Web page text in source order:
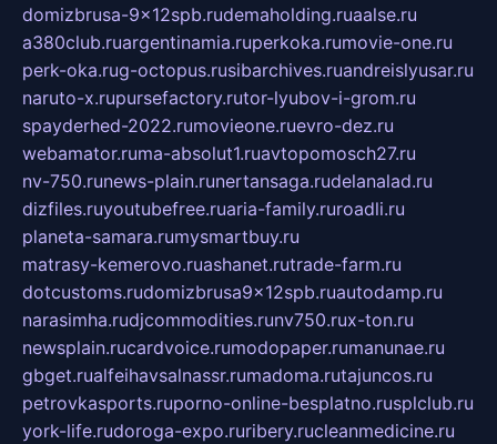
domizbrusa-9x12spb.rudemaholding.ruaalse.ru
a380club.ruargentinamia.ruperkoka.rumovie-one.ru
perk-oka.rug-octopus.rusibarchives.ruandreislyusar.ru
naruto-x.rupursefactory.rutor-lyubov-i-grom.ru
spayderhed-2022.rumovieone.ruevro-dez.ru
webamator.ruma-absolut1.ruavtopomosch27.ru
nv-750.runews-plain.runertansaga.rudelanalad.ru
dizfiles.ruyoutubefree.ruaria-family.ruroadli.ru
planeta-samara.rumysmartbuy.ru
matrasy-kemerovo.ruashanet.rutrade-farm.ru
dotcustoms.rudomizbrusa9x12spb.ruautodamp.ru
narasimha.rudjcommodities.runv750.rux-ton.ru
newsplain.rucardvoice.rumodopaper.rumanunae.ru
gbget.rualfeihavsalnassr.rumadoma.rutajuncos.ru
petrovkasports.ruporno-online-besplatno.rusplclub.ru
york-life.rudoroga-expo.ruribery.rucleanmedicine.ru